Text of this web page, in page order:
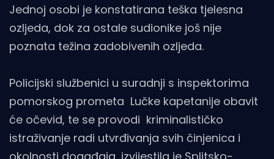
Jednoj osobi je konstatirana teška tjelesna
ozljeda, dok za ostale sudionike još nije
poznata težina zadobivenih ozljeda.
Policijski službenici u suradnji s inspektorima
pomorskog prometa Lučke kapetanije obavit
će očevid, te se provodi kriminalističko
istraživanje radi utvrđivanja svih činjenica i